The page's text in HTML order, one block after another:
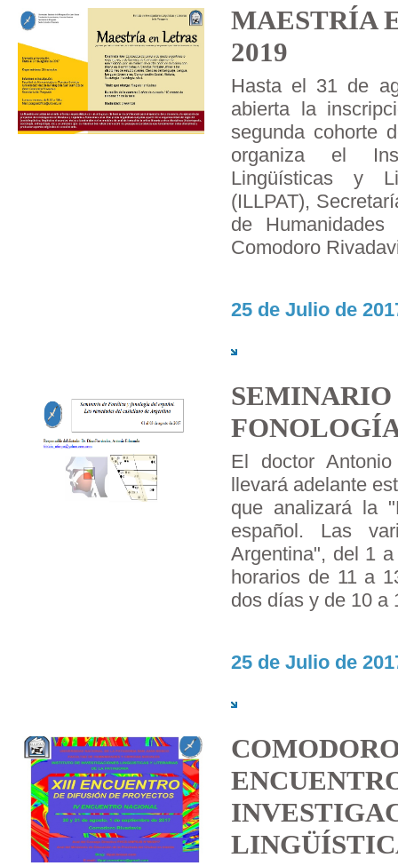
MAESTRÍA
2019
Hasta el 31 de
abierta la
segunda cohorte
organiza el
Lingüísticas y
(ILLPAT),
de
Comodoro
25 de Julio de
El doctor
llevará adelante
que analizará la
español. Las
Argentina", del 1
horarios de 11 a
dos días y de 10 a
25 de Julio de